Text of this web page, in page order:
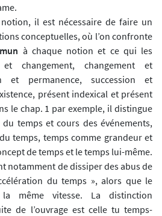
il est nécessaire de faire un
conceptuelles, où l’on confronte
à chaque notion et ce qui les
changement, changement et
et permanence, succession et
présent indexical et présent
le chap. 1 par exemple, il distingue
temps et cours des événements,
temps, temps comme grandeur et
de temps et le temps lui-même.
notamment de dissiper des abus de
du temps », alors que le
même vitesse. La distinction
de l’ouvrage est celle tu temps-